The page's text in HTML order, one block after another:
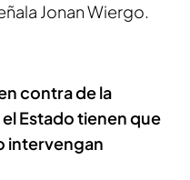
Jonan Wiergo.
contra de la
Estado tienen que
intervengan